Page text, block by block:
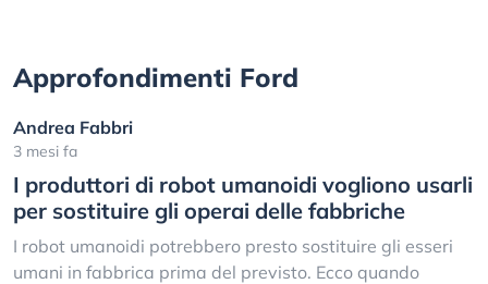
Approfondimenti Ford
Andrea Fabbri
3 mesi fa
I produttori di robot umanoidi vogliono usarli
per sostituire gli operai delle fabbriche
I robot umanoidi potrebbero presto sostituire gli esseri
umani in fabbrica prima del previsto. Ecco quando